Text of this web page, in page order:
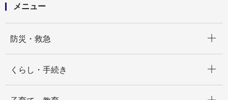
メニュー
防災・救急
くらし・手続き